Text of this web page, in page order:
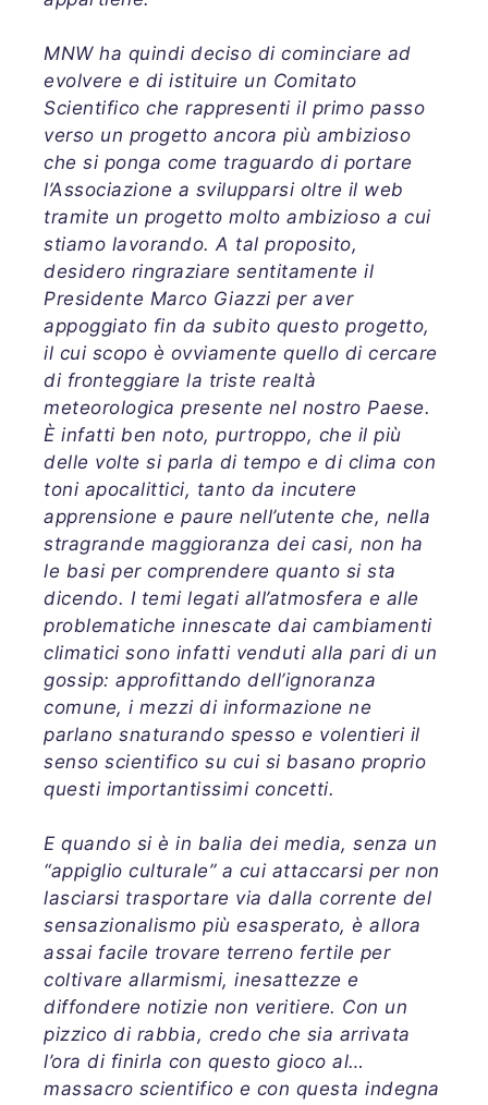
MNW ha quindi deciso di cominciare ad
evolvere e di istituire un Comitato
Scientifico che rappresenti il primo passo
verso un progetto ancora più ambizioso
che si ponga come traguardo di portare
l’Associazione a svilupparsi oltre il web
tramite un progetto molto ambizioso a cui
stiamo lavorando. A tal proposito,
desidero ringraziare sentitamente il
Presidente Marco Giazzi per aver
appoggiato fin da subito questo progetto,
il cui scopo è ovviamente quello di cercare
di fronteggiare la triste realtà
meteorologica presente nel nostro Paese.
È infatti ben noto, purtroppo, che il più
delle volte si parla di tempo e di clima con
toni apocalittici, tanto da incutere
apprensione e paure nell’utente che, nella
stragrande maggioranza dei casi, non ha
le basi per comprendere quanto si sta
dicendo. I temi legati all’atmosfera e alle
problematiche innescate dai cambiamenti
climatici sono infatti venduti alla pari di un
gossip: approfittando dell’ignoranza
comune, i mezzi di informazione ne
parlano snaturando spesso e volentieri il
senso scientifico su cui si basano proprio
questi importantissimi concetti.
E quando si è in balia dei media, senza un
“appiglio culturale” a cui attaccarsi per non
lasciarsi trasportare via dalla corrente del
sensazionalismo più esasperato, è allora
assai facile trovare terreno fertile per
coltivare allarmismi, inesattezze e
diffondere notizie non veritiere. Con un
pizzico di rabbia, credo che sia arrivata
l’ora di finirla con questo gioco al…
massacro scientifico e con questa indegna